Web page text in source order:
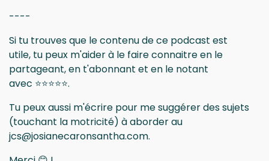
----
Si tu trouves que le contenu de ce podcast est
utile, tu peux m'aider à le faire connaitre en le
partageant, en t'abonnant et en le notant
avec ⭐⭐⭐⭐⭐.
Tu peux aussi m'écrire pour me suggérer des sujets
(touchant la motricité) à aborder au
jcs@josianecaronsantha.com.